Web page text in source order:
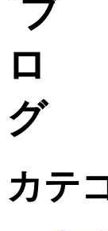
カテ